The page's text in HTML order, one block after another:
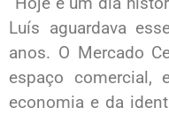
Luís aguardava
anos. O Mercado
espaço comercial,
economia e da